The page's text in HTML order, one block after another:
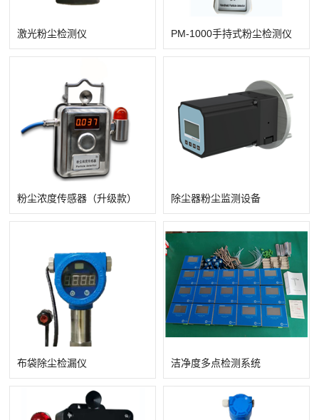
激光粉尘检测仪
查看详情
PM-1000手持式粉尘检测仪
查看详情
粉尘浓度传感器（升级款）
查看详情
除尘器粉尘监测设备
查看详情
布袋除尘检漏仪
查看详情
洁净度多点检测系统
查看详情